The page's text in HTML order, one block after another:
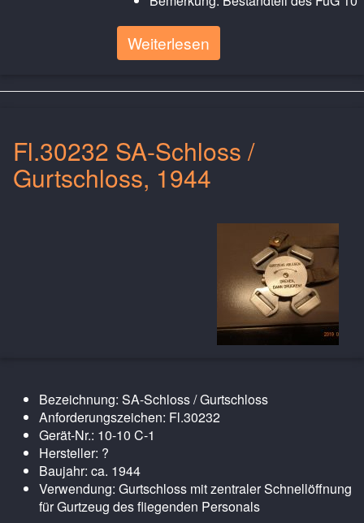
Weiterlesen
Fl.30232 SA-Schloss /
Gurtschloss, 1944
Bezeichnung: SA-Schloss / Gurtschloss
Anforderungszeichen: Fl.30232
Gerät-Nr.: 10-10 C-1
Hersteller: ?
Baujahr: ca. 1944
Verwendung: Gurtschloss mit zentraler Schnellöffnung
für Gurtzeug des fliegenden Personals